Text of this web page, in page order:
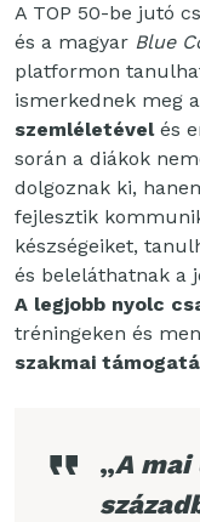
A TOP 50-be jutó
és a magyar Blue
platformon
ismerkednek meg a
szemléletévelés
során a diákok
dolgoznak ki,
fejlesztik
készségeiket,
és beleláthatnak a
A legjobb nyolc
tréningeken és
szakmai
„A mai